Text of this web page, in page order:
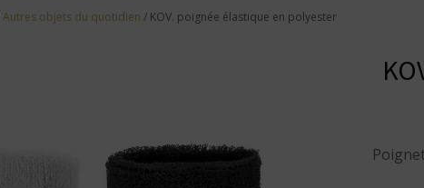
Autres objets du quotidien / KOV. poignée élastique en polyester